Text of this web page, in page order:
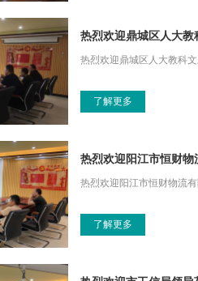
热烈欢迎鼎城区人大教
热烈欢迎鼎城区人大教科
了解更多
热烈欢迎阳江市恒财物
热烈欢迎阳江市恒财物流
了解更多